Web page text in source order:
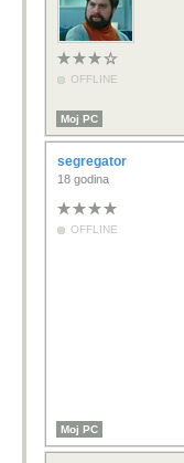
OFFLINE
Moj PC
segregator
18 godina
OFFLINE
Moj PC